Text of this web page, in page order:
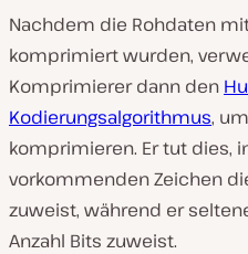
Nachdem die Rohdaten
komprimiert wurden,
Komprimierer dann den
Kodierungsalgorithmus,
komprimieren. Er tut dies,
vorkommenden Zeichen
zuweist, während er
Anzahl Bits zuweist.